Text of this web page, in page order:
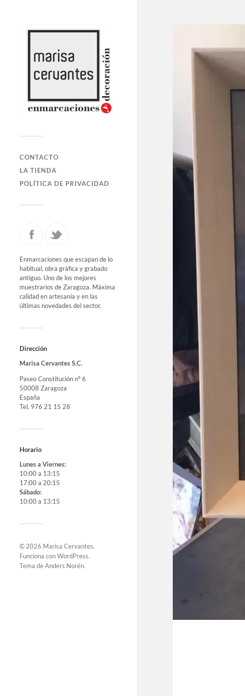
CONTACTO
LA TIENDA
POLÍTICA DE PRIVACIDAD
Enmarcaciones que escapan de lo
habitual, obra gráfica y grabado
antiguo. Uno de los mejores
muestrarios de Zaragoza. Máxima
calidad en artesanía y en las
últimas novedades del sector.
Dirección
Marisa Cervantes S.C.
Paseo Constitución nº 6
50008 Zaragoza
España
Tel. 976 21 15 28
Horario
Lunes a Viernes:
10:00 a 13:15
17:00 a 20:15
Sábado:
10:00 a 13:15
© 2026 Marisa Cervantes.
Funciona conWordPress.
Tema deAnders Norén.